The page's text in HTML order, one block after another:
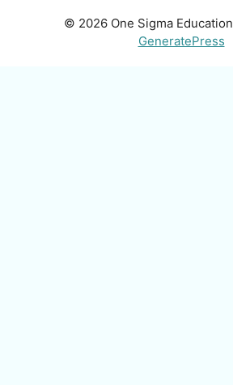
© 2026 One Sigma Education
GeneratePress